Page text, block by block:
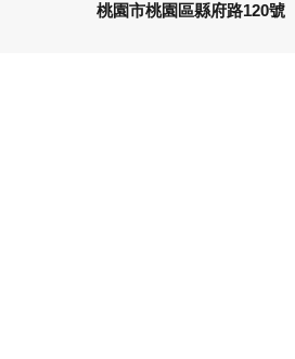
桃園市桃園區縣府路120